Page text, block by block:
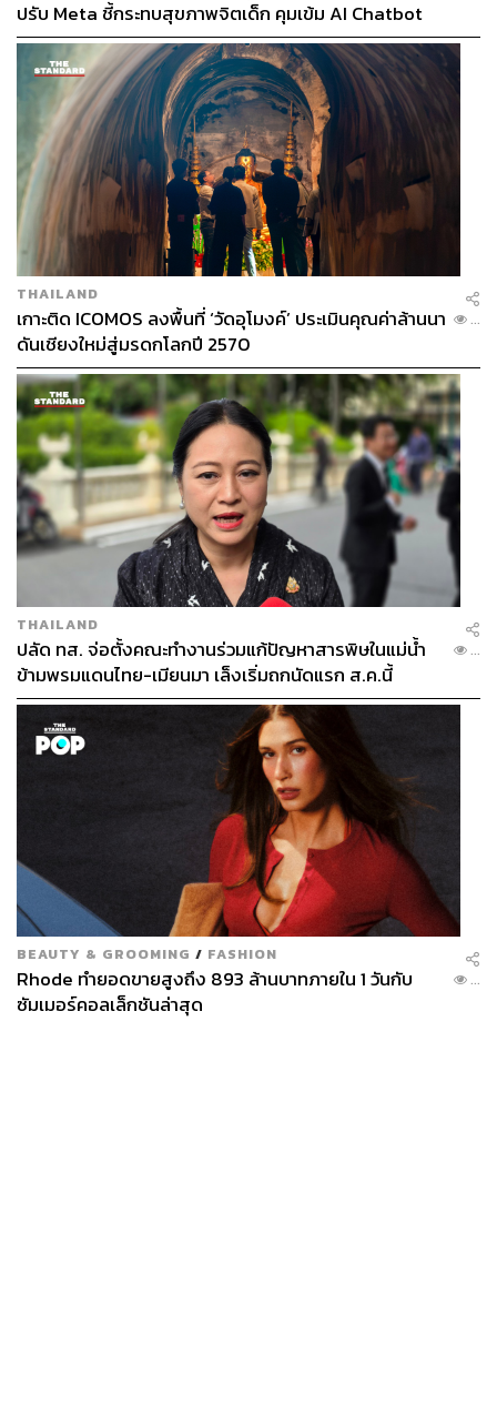
ปรับ Meta ชี้กระทบสุขภาพจิตเด็ก คุมเข้ม AI Chatbot
THAILAND
เกาะติด ICOMOS ลงพื้นที่ ‘วัดอุโมงค์’ ประเมินคุณค่าล้านนา
ดันเชียงใหม่สู่มรดกโลกปี 2570
...
THAILAND
ปลัด ทส. จ่อตั้งคณะทำงานร่วมแก้ปัญหาสารพิษในแม่น้ำ
ข้ามพรมแดนไทย-เมียนมา เล็งเริ่มถกนัดแรก ส.ค.นี้
...
BEAUTY & GROOMING / FASHION
Rhode ทำยอดขายสูงถึง 893 ล้านบาทภายใน 1 วันกับ
ซัมเมอร์คอลเล็กชันล่าสุด
...